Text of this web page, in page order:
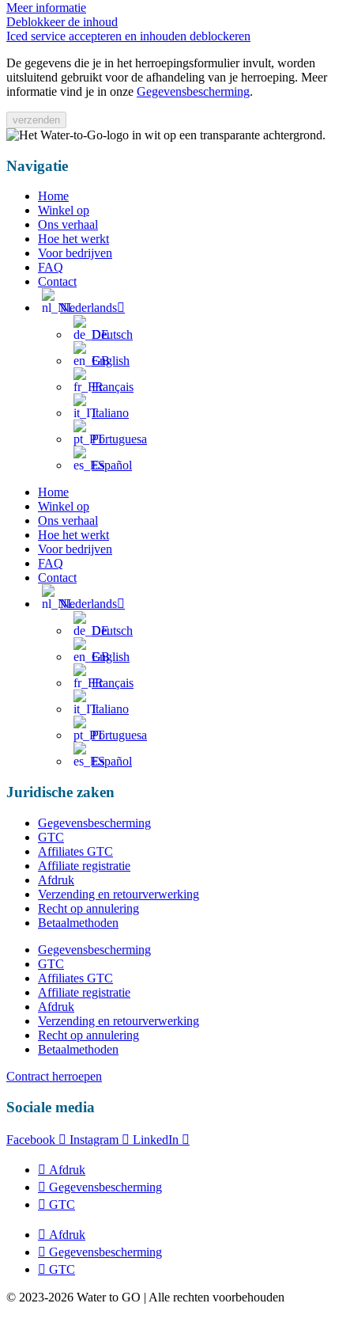
Meer informatie
Deblokkeer de inhoud
Iced service accepteren en inhouden deblockeren
De gegevens die je in het herroepingsformulier invult, worden
uitsluitend gebruikt voor de afhandeling van je herroeping. Meer
informatie vind je in onze Gegevensbescherming.
verzenden
Navigatie
Home
Winkel op
Ons verhaal
Hoe het werkt
Voor bedrijven
FAQ
Contact
Nederlands
Deutsch
English
Français
Italiano
Portuguesa
Español
Home
Winkel op
Ons verhaal
Hoe het werkt
Voor bedrijven
FAQ
Contact
Nederlands
Deutsch
English
Français
Italiano
Portuguesa
Español
Juridische zaken
Gegevensbescherming
GTC
Affiliates GTC
Affiliate registratie
Afdruk
Verzending en retourverwerking
Recht op annulering
Betaalmethoden
Gegevensbescherming
GTC
Affiliates GTC
Affiliate registratie
Afdruk
Verzending en retourverwerking
Recht op annulering
Betaalmethoden
Contract herroepen
Sociale media
Facebook Instagram LinkedIn
Afdruk
Gegevensbescherming
GTC
Afdruk
Gegevensbescherming
GTC
© 2023-2026 Water to GO | Alle rechten voorbehouden